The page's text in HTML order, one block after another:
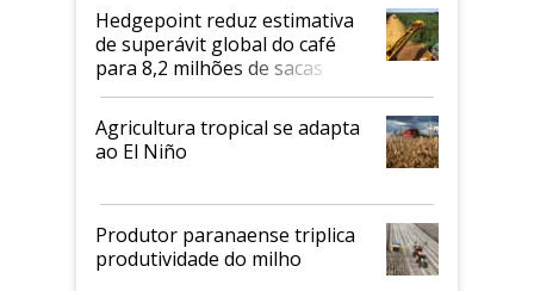
Hedgepoint reduz estimativa
de superávit global do café
para 8,2 milhões de sacas
Agricultura tropical se adapta
ao El Niño
Produtor paranaense triplica
produtividade do milho